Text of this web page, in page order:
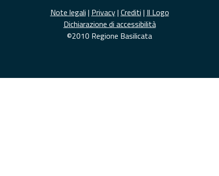
Note legali | Privacy| Crediti | Il Logo
Dichiarazione di accessibilità
©2010 Regione Basilicata